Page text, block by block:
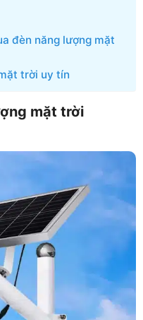
đèn năng lượng mặt
trời uy tín
mặt trời